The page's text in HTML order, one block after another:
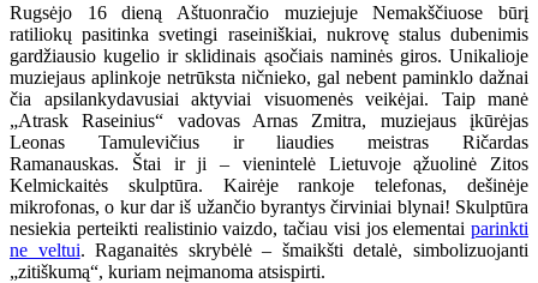
Rugsėjo 16 dieną Aštuonračio muziejuje Nemakščiuose būrį
ratiliokų pasitinka svetingi raseiniškiai, nukrovę stalus dubenimis
gardžiausio kugelio ir sklidinais ąsočiais naminės giros. Unikalioje
muziejaus aplinkoje netrūksta ničnieko, gal nebent paminklo dažnai
čia apsilankydavusiai aktyviai visuomenės veikėjai. Taip manė
„Atrask Raseinius“ vadovas Arnas Zmitra, muziejaus įkūrėjas
Leonas Tamulevičius ir liaudies meistras Ričardas
Ramanauskas. Štai ir ji – vienintelė Lietuvoje ąžuolinė Zitos
Kelmickaitės skulptūra. Kairėje rankoje telefonas, dešinėje
mikrofonas, o kur dar iš užančio byrantys čirviniai blynai! Skulptūra
nesiekia perteikti realistinio vaizdo, tačiau visi jos elementai parinkti
ne veltui. Raganaitės skrybėlė – šmaikšti detalė, simbolizuojanti
„zitiškumą“, kuriam neįmanoma atsispirti.